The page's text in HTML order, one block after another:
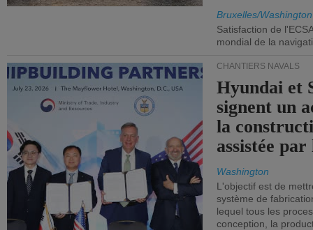
Bruxelles/Washington
Satisfaction de
mondial de la
CHANTIERS NAVALS
Hyundai et
signent un
la
assistée
Washington
L'objectif est de
système de
lequel tous les
conception, la